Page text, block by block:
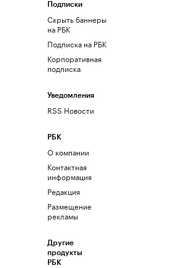
Подписки
Скрыть баннеры
на РБК
Подписка на РБК
Корпоративная
подписка
Уведомления
RSS Новости
РБК
О компании
Контактная
информация
Редакция
Размещение
рекламы
Другие
продукты
РБК